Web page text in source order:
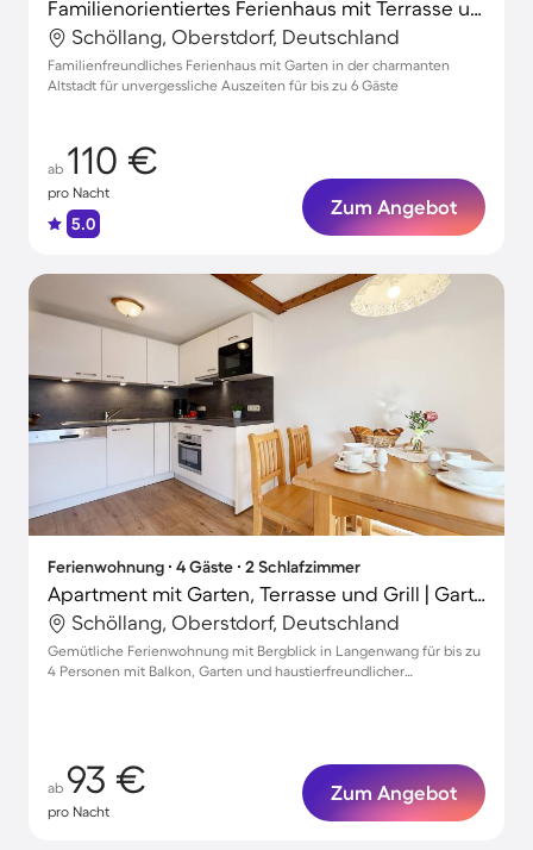
Familienorientiertes Ferienhaus mit Terrasse und Garten
Schöllang, Oberstdorf, Deutschland
Familienfreundliches Ferienhaus mit Garten in der charmanten
Altstadt für unvergessliche Auszeiten für bis zu 6 Gäste
ab 110 €
pro Nacht
5.0
Zum Angebot
Ferienwohnung ∙ 4 Gäste ∙ 2 Schlafzimmer
Apartment mit Garten, Terrasse und Grill | Gartenblick
Schöllang, Oberstdorf, Deutschland
Gemütliche Ferienwohnung mit Bergblick in Langenwang für bis zu
4 Personen mit Balkon, Garten und haustierfreundlicher
ab 93 €
pro Nacht
Zum Angebot